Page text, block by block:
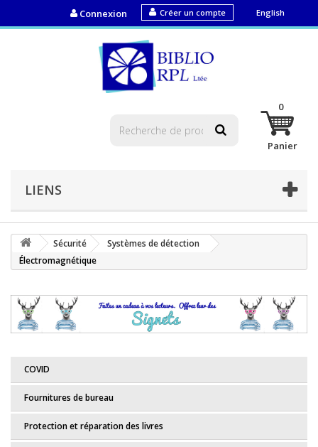
English
Créer un compte
Connexion
0
Panier
LIENS
Sécurité
Systèmes de détection
Électromagnétique
COVID
Fournitures de bureau
Protection et réparation des livres